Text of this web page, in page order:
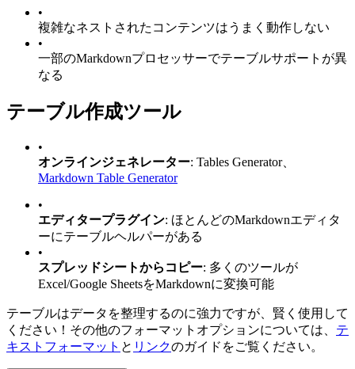
•
複雑なネストされたコンテンツはうまく動作しない
•
一部のMarkdownプロセッサーでテーブルサポートが異
なる
テーブル作成ツール
•
オンラインジェネレーター: Tables Generator、
Markdown Table Generator
•
エディタープラグイン: ほとんどのMarkdownエディタ
ーにテーブルヘルパーがある
•
スプレッドシートからコピー: 多くのツールが
Excel/Google SheetsをMarkdownに変換可能
テーブルはデータを整理するのに強力ですが、賢く使用して
ください！その他のフォーマットオプションについては、 テ
キストフォーマット と リンクのガイドをご覧ください。